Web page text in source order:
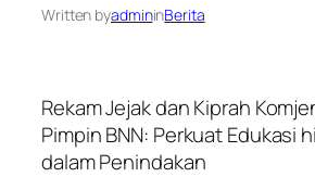
Written byadmininBerita
Rekam Jejak dan Kiprah
Pimpin BNN: Perkuat Edukasi
dalam Penindakan